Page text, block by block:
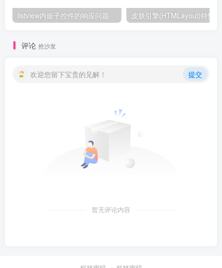
listview内嵌子控件的响应问题
评论 抢沙发
欢迎您留下宝贵的见解！ 提交
暂无评论内容